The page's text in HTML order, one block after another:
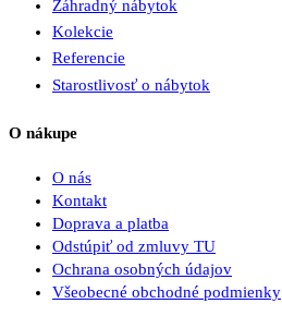
Záhradný nábytok
Kolekcie
Referencie
Starostlivosť o nábytok
O nákupe
O nás
Kontakt
Doprava a platba
Odstúpiť od zmluvy TU
Ochrana osobných údajov
Všeobecné obchodné podmienky